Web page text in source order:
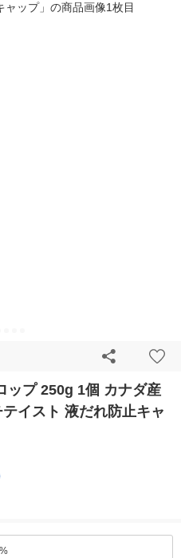
ップ 250g 1個 カナダ産
イスト 液だれ防止キャ